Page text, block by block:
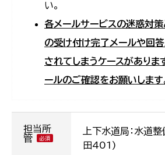
い。
各メールサービスの迷惑対策
の受け付け完了メールや回
されてしまうケースがありま
ールのご確認をお願いします
担当所
管
上下水道局：水道
田401)